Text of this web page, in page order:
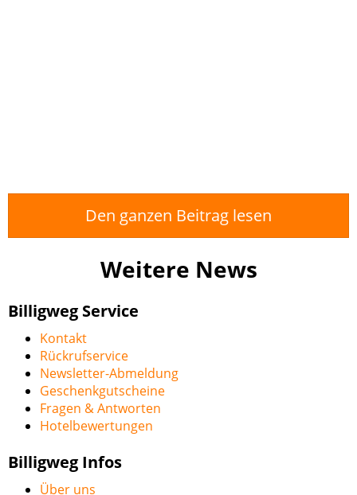
Den ganzen Beitrag lesen
Weitere News
Billigweg Service
Kontakt
Rückrufservice
Newsletter-Abmeldung
Geschenkgutscheine
Fragen & Antworten
Hotelbewertungen
Billigweg Infos
Über uns